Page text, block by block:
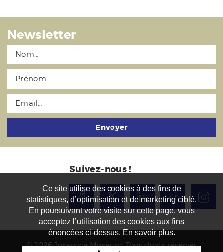
Newsletter
Envoyer
Suivez-nous !
© 2026 Jurassica Museum. Tous droits réservés
Ce site utilise des cookies à des fins de
statistiques, d’optimisation et de marketing ciblé.
En poursuivant votre visite sur cette page, vous
acceptez l’utilisation des cookies aux fins
énoncées ci-dessus. En savoir plus.